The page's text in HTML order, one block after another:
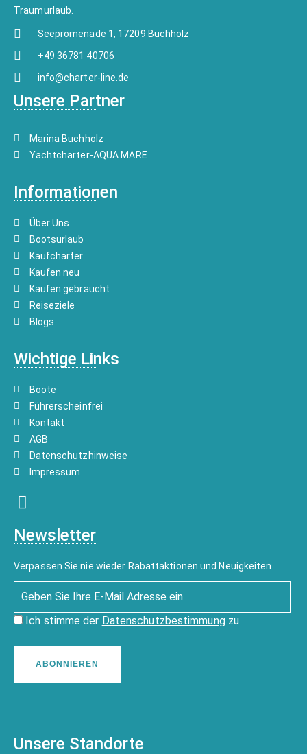
Traumurlaub.
Seepromenade 1, 17209 Buchholz
+49 36781 40706
info@charter-line.de
Unsere Partner
Marina Buchholz
Yachtcharter-AQUA MARE
Informationen
Über Uns
Bootsurlaub
Kaufcharter
Kaufen neu
Kaufen gebraucht
Reiseziele
Blogs
Wichtige Links
Boote
Führerscheinfrei
Kontakt
AGB
Datenschutzhinweise
Impressum
Newsletter
Verpassen Sie nie wieder Rabattaktionen und Neuigkeiten.
Ich stimme der Datenschutzbestimmungzu
ABONNIEREN
Unsere Standorte